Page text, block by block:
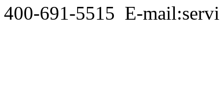
400-691-5515 E-